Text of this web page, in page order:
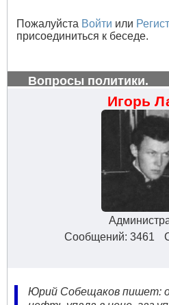
Пожалуйста Войти или
присоединиться к беседе.
Вопросы политики.
Игорь
Сообщений: 3461
Юрий Собещаков пишет: